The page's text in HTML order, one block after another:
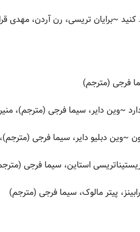
کنید ~برایان تریسی، رن آردن، مهدی
فرجی (مترجم)
~وین دایر، سیما فرجی (مترجم)،
~وین دبلیو دایر، سیما فرجی
استاین، سیما فرجی
پیتر مالوک، سیما فرجی (مترجم)